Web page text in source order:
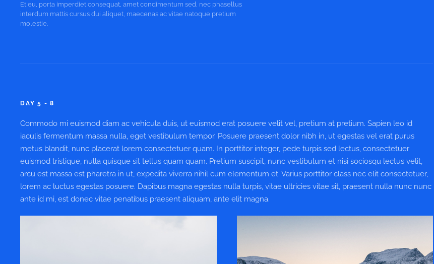
Et eu, porta imperdiet consequat, amet condimentum sed, nec phasellus
interdum mattis cursus dui aliquet, maecenas ac vitae natoque pretium
molestie.
DAY 5 - 8
Commodo mi euismod diam ac vehicula duis, ut euismod erat posuere velit vel, pretium at pretium. Sapien leo id
iaculis fermentum massa nulla, eget vestibulum tempor. Posuere praesent dolor nibh in, ut egestas vel erat purus
metus blandit, nunc placerat lorem consectetuer quam. In porttitor integer, pede turpis sed lectus, consectetuer
euismod tristique, nulla quisque sit tellus quam quam. Pretium suscipit, nunc vestibulum et nisi sociosqu lectus velit,
arcu est massa est pharetra in ut, expedita viverra nihil cum elementum et. Varius porttitor class nec elit consectetuer,
lorem ac luctus egestas posuere. Dapibus magna egestas nulla turpis, vitae ultricies vitae sit, praesent nulla nunc nunc
ante id mi, est donec vitae penatibus praesent aliquam, ante elit magna.